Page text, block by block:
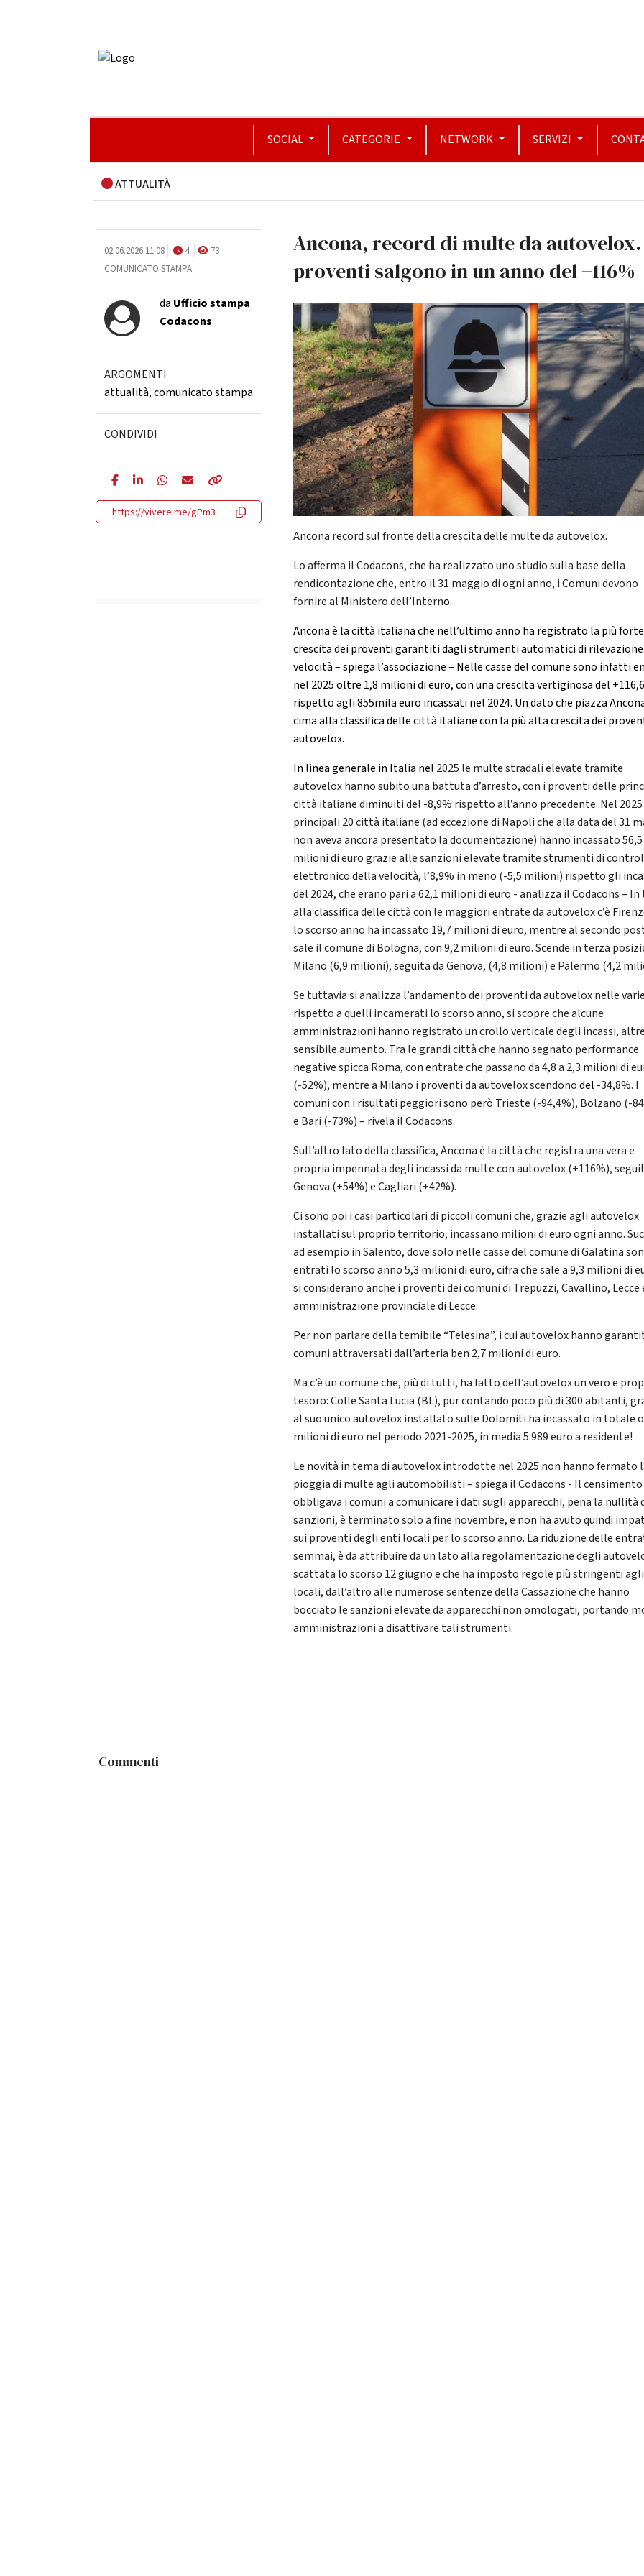
SOCIAL CATEGORIE NETWORK SERVIZI
ATTUALITÀ
02.06.2026 11:08 4
73
COMUNICATO STAMPA
da Ufficio stampa
Codacons
ARGOMENTI
attualità,comunicato stampa
CONDIVIDI
https://vivere.me/gPm3
Ancona, record di multe da
proventi salgono in un anno del +116%
Ancona record sul fronte della crescita delle multe da autovelox.
Lo afferma il Codacons, che ha realizzato uno studio sulla base della
rendicontazione che, entro il 31 maggio di ogni anno, i Comuni devono
fornire al Ministero dell’Interno.
Ancona è la città italiana che nell’ultimo anno ha registrato la più forte
crescita dei proventi garantiti dagli strumenti automatici di
velocità – spiega l’associazione – Nelle casse del comune sono infatti
nel 2025 oltre 1,8 milioni di euro, con una crescita vertiginosa del
rispetto agli 855mila euro incassati nel 2024. Un dato che piazza
cima alla classifica delle città italiane con la più alta crescita dei
autovelox.
In linea generale in Italia nel 2025 le multe stradali elevate tramite
autovelox hanno subito una battuta d’arresto, con i proventi delle
città italiane diminuiti del -8,9% rispetto all’anno precedente. Nel
principali 20 città italiane (ad eccezione di Napoli che alla data del 31
non aveva ancora presentato la documentazione) hanno incassato 56,5
milioni di euro grazie alle sanzioni elevate tramite strumenti di
elettronico della velocità, l’8,9% in meno (-5,5 milioni) rispetto gli
del 2024, che erano pari a 62,1 milioni di euro - analizza il Codacons –
alla classifica delle città con le maggiori entrate da autovelox c’è
lo scorso anno ha incassato 19,7 milioni di euro, mentre al secondo
sale il comune di Bologna, con 9,2 milioni di euro. Scende in terza
Milano (6,9 milioni), seguita da Genova, (4,8 milioni) e Palermo (4,2
Se tuttavia si analizza l’andamento dei proventi da autovelox nelle
rispetto a quelli incamerati lo scorso anno, si scopre che alcune
amministrazioni hanno registrato un crollo verticale degli incassi,
sensibile aumento. Tra le grandi città che hanno segnato performance
negative spicca Roma, con entrate che passano da 4,8 a 2,3 milioni di
(-52%), mentre a Milano i proventi da autovelox scendonodel -34,8%. I
comuni con i risultati peggiori sono però Trieste (-94,4%), Bolzano (-
e Bari (-73%) – rivela il Codacons.
Sull’altro lato della classifica, Ancona è la città che registra una vera e
propria impennata degli incassi da multe con autovelox(+116%),
Genova (+54%) e Cagliari (+42%).
Ci sono poi i casi particolari di piccoli comuni che, grazie agli autovelox
installati sul proprio territorio, incassano milioni di euro ogni anno.
ad esempio in Salento, dove solo nelle casse del comune di Galatina
entrati lo scorso anno 5,3 milioni di euro, cifra che sale a 9,3 milioni di
si considerano anche i proventi dei comuni di Trepuzzi, Cavallino, Lecce
amministrazione provinciale di Lecce.
Per non parlare della temibile “Telesina”, i cui autovelox hanno
comuni attraversati dall’arteria ben 2,7 milioni di euro.
Ma c’è un comune che, più di tutti, ha fatto dell’autovelox un vero e
tesoro: Colle Santa Lucia (BL), pur contando poco più di 300 abitanti,
al suo unico autovelox installato sulle Dolomiti ha incassato in totale
milioni di euro nel periodo 2021-2025, in media 5.989 euro a residente!
Le novità in tema di autovelox introdotte nel 2025 non hanno fermato
pioggia di multe agli automobilisti – spiega il Codacons - Il censimento
obbligava i comuni a comunicare i dati sugli apparecchi, pena la nullità
sanzioni, è terminato solo a fine novembre, e non ha avuto quindi
sui proventi degli enti locali per lo scorso anno. La riduzione delle
semmai, è da attribuire da un lato alla regolamentazione degli
scattata lo scorso 12 giugno e che ha imposto regole più stringenti
locali, dall’altro alle numerose sentenze della Cassazione che hanno
bocciato le sanzioni elevate da apparecchi non omologati, portando
amministrazioni a disattivare tali strumenti.
Commenti